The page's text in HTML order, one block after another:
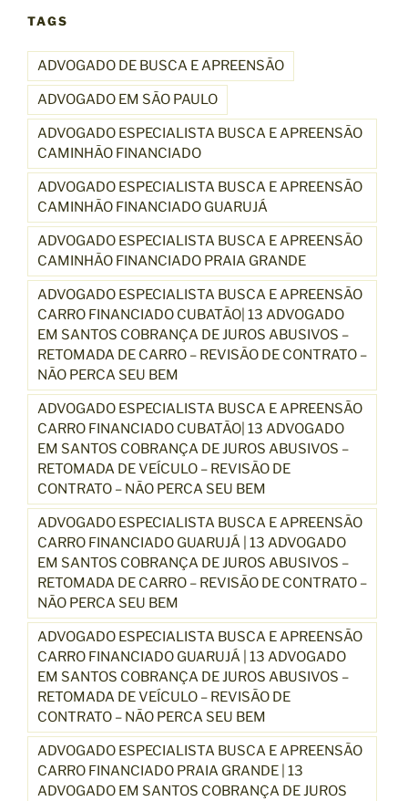
TAGS
ADVOGADO DE BUSCA E APREENSÃO
ADVOGADO EM SÃO PAULO
ADVOGADO ESPECIALISTA BUSCA E APREENSÃO
CAMINHÃO FINANCIADO
ADVOGADO ESPECIALISTA BUSCA E APREENSÃO
CAMINHÃO FINANCIADO GUARUJÁ
ADVOGADO ESPECIALISTA BUSCA E APREENSÃO
CAMINHÃO FINANCIADO PRAIA GRANDE
ADVOGADO ESPECIALISTA BUSCA E APREENSÃO
CARRO FINANCIADO CUBATÃO| 13 ADVOGADO
EM SANTOS COBRANÇA DE JUROS ABUSIVOS –
RETOMADA DE CARRO – REVISÃO DE CONTRATO –
NÃO PERCA SEU BEM
ADVOGADO ESPECIALISTA BUSCA E APREENSÃO
CARRO FINANCIADO CUBATÃO| 13 ADVOGADO
EM SANTOS COBRANÇA DE JUROS ABUSIVOS –
RETOMADA DE VEÍCULO – REVISÃO DE
CONTRATO – NÃO PERCA SEU BEM
ADVOGADO ESPECIALISTA BUSCA E APREENSÃO
CARRO FINANCIADO GUARUJÁ | 13 ADVOGADO
EM SANTOS COBRANÇA DE JUROS ABUSIVOS –
RETOMADA DE CARRO – REVISÃO DE CONTRATO –
NÃO PERCA SEU BEM
ADVOGADO ESPECIALISTA BUSCA E APREENSÃO
CARRO FINANCIADO GUARUJÁ | 13 ADVOGADO
EM SANTOS COBRANÇA DE JUROS ABUSIVOS –
RETOMADA DE VEÍCULO – REVISÃO DE
CONTRATO – NÃO PERCA SEU BEM
ADVOGADO ESPECIALISTA BUSCA E APREENSÃO
CARRO FINANCIADO PRAIA GRANDE | 13
ADVOGADO EM SANTOS COBRANÇA DE JUROS